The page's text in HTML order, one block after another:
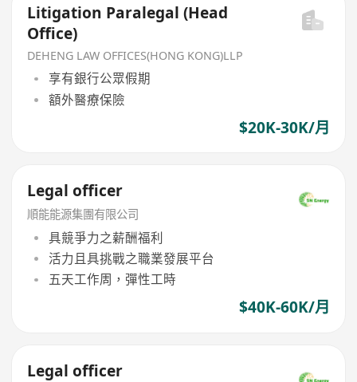
Litigation Paralegal (Head
Office)
DEHENG LAW OFFICES(HONG KONG)LLP
享有銀行公眾假期
額外醫療保險
$20K-30K/月
Legal officer
順能能源集團有限公司
具競爭力之薪酬福利
活力且具挑戰之職業發展平台
五天工作周，彈性工時
$40K-60K/月
Legal officer